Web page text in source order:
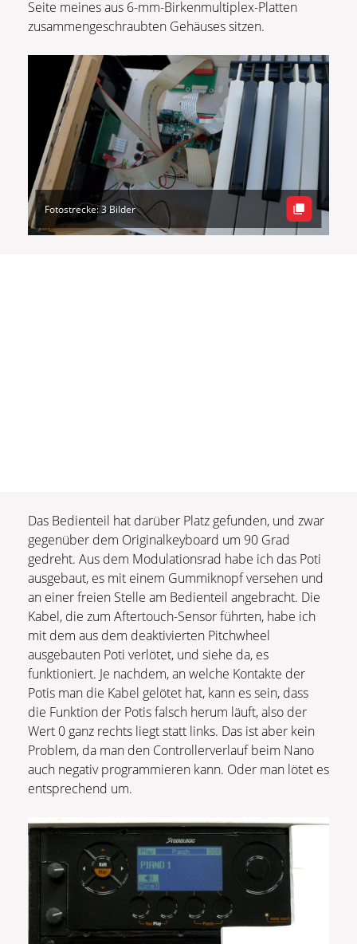
Seite meines aus 6-mm-Birkenmultiplex-Platten
zusammengeschraubten Gehäuses sitzen.
Fotostrecke: 3 Bilder
Das Bedienteil hat darüber Platz gefunden, und zwar
gegenüber dem Originalkeyboard um 90 Grad
gedreht. Aus dem Modulationsrad habe ich das Poti
ausgebaut, es mit einem Gummiknopf versehen und
an einer freien Stelle am Bedienteil angebracht. Die
Kabel, die zum Aftertouch-Sensor führten, habe ich
mit dem aus dem deaktivierten Pitchwheel
ausgebauten Poti verlötet, und siehe da, es
funktioniert. Je nachdem, an welche Kontakte der
Potis man die Kabel gelötet hat, kann es sein, dass
die Funktion der Potis falsch herum läuft, also der
Wert 0 ganz rechts liegt statt links. Das ist aber kein
Problem, da man den Controllerverlauf beim Nano
auch negativ programmieren kann. Oder man lötet es
entsprechend um.